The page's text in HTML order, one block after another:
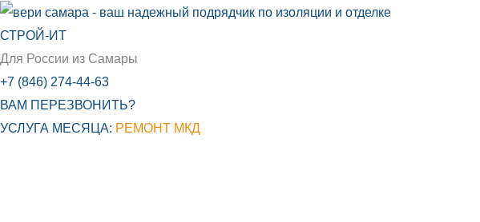
Перейти
к
содержимому
СТРОЙ-ИТ
Для России из Самары
+7 (846) 274-44-63
ВАМ ПЕРЕЗВОНИТЬ?
УСЛУГА МЕСЯЦА: РЕМОНТ МКД